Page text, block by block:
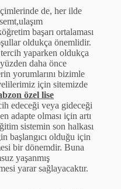
çimlerinde de, her ilde
öğretim başarı ortalaması
oldukçaönemlidir.
yaparken oldukça
üzden dahaönce
yorumlarını bizimle
için sitemizde
özel lise
edeceği veya gideceği
adapte olması için artı
sistemin son halkası
başlangıcı olduğu için
bir dönemdir. Buna
yaşanmış
yarar sağlayacaktır.